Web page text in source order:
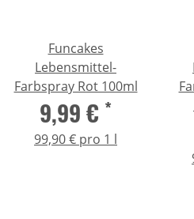
Funcakes
Lebensmittel-
Farbspray Rot 100ml
9,99 € *
99,90 € pro 1 l